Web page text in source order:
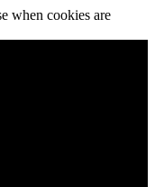
when cookies are